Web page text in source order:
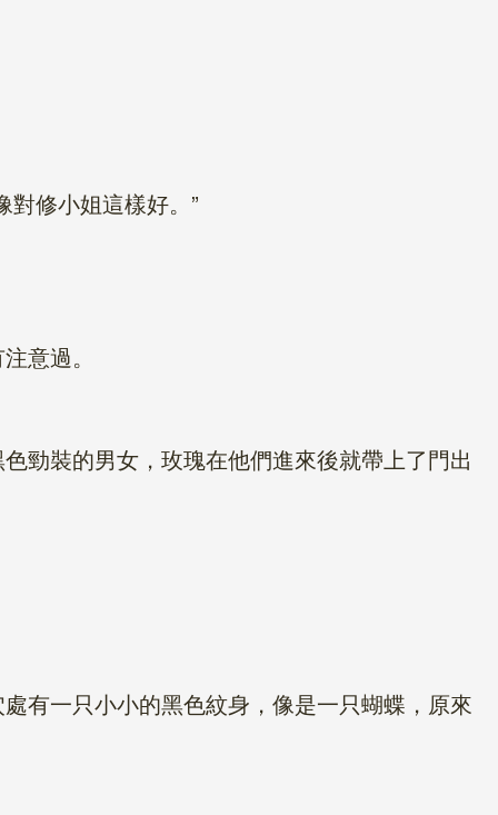
修小姐這樣好。”
意過。
裝的男女，玫瑰在他們進來後就帶上了門出
一只小小的黑色紋身，像是一只蝴蝶，原來